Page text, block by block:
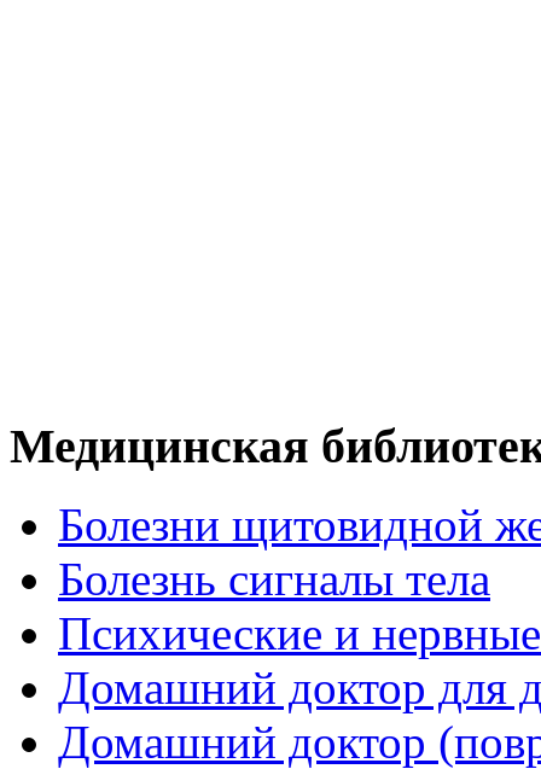
Медицинская
Болезни щитовидной
Болезнь сигналы тела
Психические и
Домашний доктор для
Домашний доктор